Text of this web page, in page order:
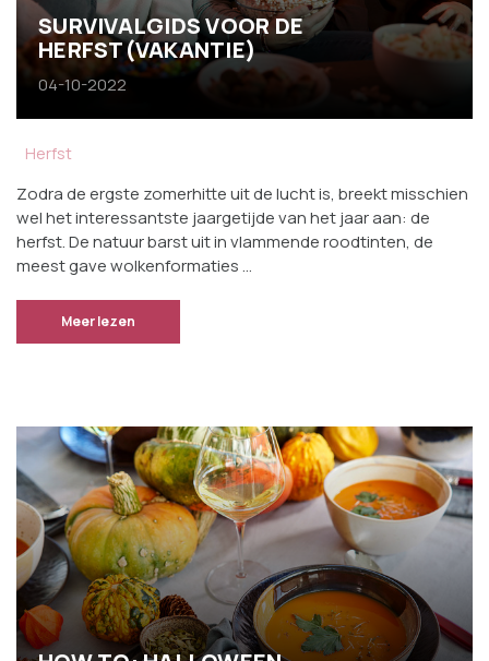
SURVIVALGIDS VOOR DE
HERFST(VAKANTIE)
04-10-2022
Herfst
Zodra de ergste zomerhitte uit de lucht is, breekt misschien
wel het interessantste jaargetijde van het jaar aan: de
herfst. De natuur barst uit in vlammende roodtinten, de
meest gave wolkenformaties …
Meer lezen